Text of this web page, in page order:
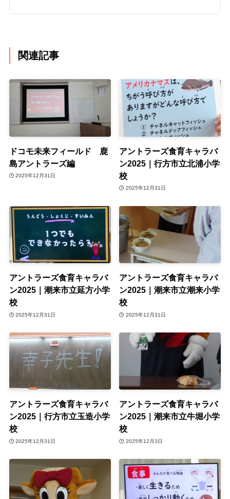
関連記事
ドコモ未来フィールド 鹿
島アントラーズ編
2025年12月31日
アントラーズ食育キャラバ
ン2025｜行方市立北浦小学
校
2025年12月31日
アントラーズ食育キャラバ
ン2025｜潮来市立延方小学
校
2025年12月31日
アントラーズ食育キャラバ
ン2025｜潮来市立潮来小学
校
2025年12月31日
アントラーズ食育キャラバ
ン2025｜行方市立玉造小学
校
2025年12月31日
アントラーズ食育キャラバ
ン2025｜潮来市立牛堀小学
校
2025年12月3日